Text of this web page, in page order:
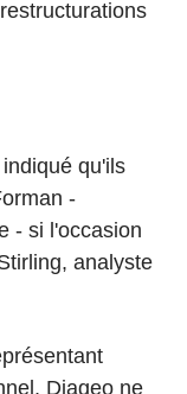
qu'ils
-
- si l'occasion
analyste
Diageo ne